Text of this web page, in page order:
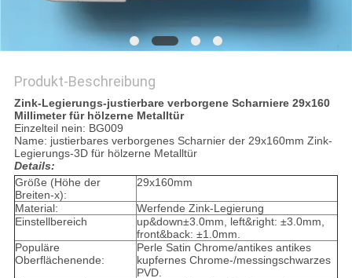
Produkt-Beschreibung
Zink-Legierungs-justierbare verborgene Scharniere 29x160
Millimeter für hölzerne Metalltür
Einzelteil nein: BG009
Name: justierbares verborgenes Scharnier der 29x160mm Zink-
Legierungs-3D für hölzerne Metalltür
Details:
Größe (Höhe der
Breiten-x):
29x160mm
Material:
Werfende Zink-Legierung
Einstellbereich
up&down±3.0mm, left&right: ±3.0mm,
front&back: ±1.0mm.
Populäre
Oberflächenende:
Perle Satin Chrome/antikes antikes
kupfernes Chrome-/messingschwarzes
PVD.